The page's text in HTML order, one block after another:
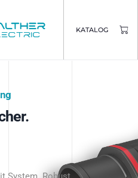
KATALOG